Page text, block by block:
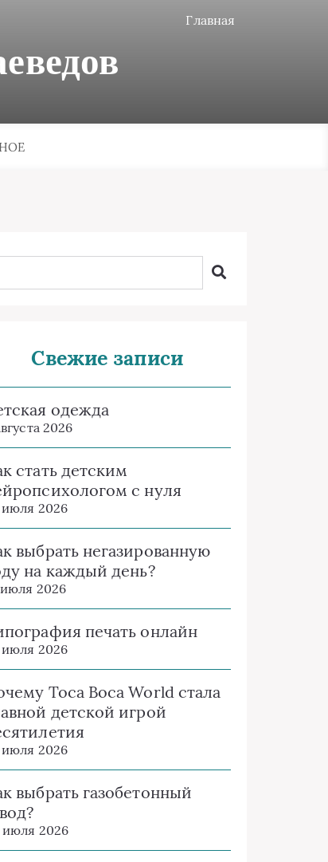
Главная
Свежие записи
одежда
2026
стать детским
с нуля
июля 2026
выбрать негазированную
на каждый день?
2026
печать онлайн
июля 2026
Toca Boca World стала
детской игрой
июля 2026
выбрать газобетонный
июля 2026